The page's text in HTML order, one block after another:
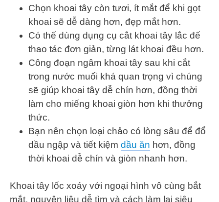
Chọn khoai tây còn tươi, ít mắt để khi gọt
khoai sẽ dễ dàng hơn, đẹp mắt hơn.
Có thể dùng dụng cụ cắt khoai tây lắc để
thao tác đơn giản, từng lát khoai đều hơn.
Công đoạn ngâm khoai tây sau khi cắt
trong nước muối khá quan trọng vì chúng
sẽ giúp khoai tây dễ chín hơn, đồng thời
làm cho miếng khoai giòn hơn khi thưởng
thức.
Bạn nên chọn loại chảo có lòng sâu để đổ
dầu ngập và tiết kiệm dầu ăn hơn, đồng
thời khoai dễ chín và giòn nhanh hơn.
Khoai tây lốc xoáy với ngoại hình vô cùng bắt
mắt, nguyên liệu dễ tìm và cách làm lại siêu